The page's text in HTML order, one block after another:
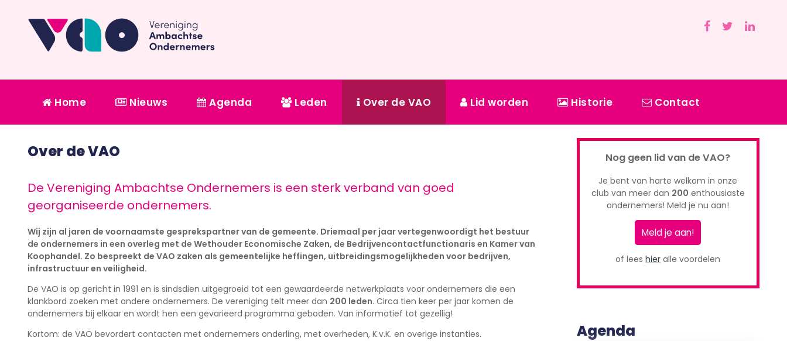
Home Nieuws Agenda Leden Over de VAO Lid worden Historie Contact
Over de VAO
De Vereniging Ambachtse Ondernemers is een sterk verband van goed
georganiseerde ondernemers.
Wij zijn al jaren de voornaamste gesprekspartner van de gemeente. Driemaal per jaar vertegenwoordigt het bestuur
de ondernemers in een overleg met de Wethouder Economische Zaken, de Bedrijvencontactfunctionaris en Kamer van
Koophandel. Zo bespreekt de VAO zaken als gemeentelijke heffingen, uitbreidingsmogelijkheden voor bedrijven,
infrastructuur en veiligheid.
De VAO is op gericht in 1991 en is sindsdien uitgegroeid tot een gewaardeerde netwerkplaats voor ondernemers die een
klankbord zoeken met andere ondernemers. De vereniging telt meer dan 200 leden. Circa tien keer per jaar komen de
ondernemers bij elkaar en wordt hen een gevarieerd programma geboden. Van informatief tot gezellig!
Kortom: de VAO bevordert contacten met ondernemers onderling, met overheden, K.v.K. en overige instanties.
Nog geen lid van de VAO?
Je bent van harte welkom in onze
club van meer dan 200 enthousiaste
ondernemers! Meld je nu aan!
Meld je aan!
of leeshier alle voordelen
Agenda